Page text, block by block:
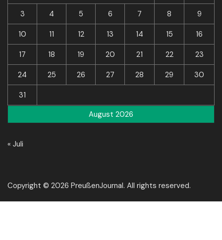
August 2026
3 4 5 6 7 8 9
10 11 12 13 14 15 16
17 18 19 20 21 22 23
24 25 26 27 28 29 30
31
« Juli
Copyright © 2026 PreußenJournal. All rights reserved.